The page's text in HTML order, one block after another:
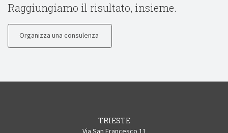
Raggiungiamo il risultato, insieme.
Organizza una consulenza
TRIESTE
Via San Francesco 11